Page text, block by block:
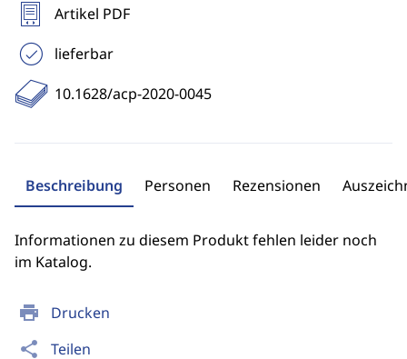
print Drucken
share Teilen
Artikel PDF
lieferbar
10.1628/acp-2020-0045
Beschreibung Personen Rezensionen
Informationen zu diesem Produkt fehlen leider noch
im Katalog.